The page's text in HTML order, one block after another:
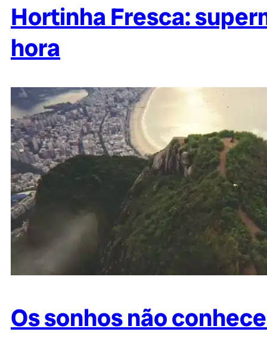
Hortinha Fresca:
hora
Os sonhos não